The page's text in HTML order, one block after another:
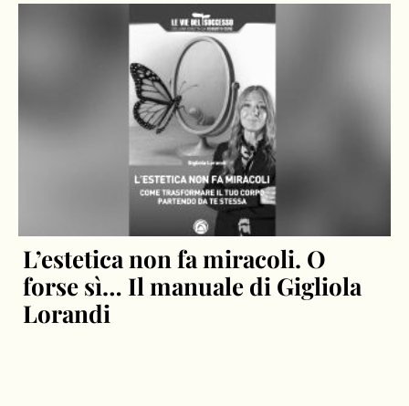
L’estetica non fa miracoli. O
forse sì… Il manuale di Gigliola
Lorandi